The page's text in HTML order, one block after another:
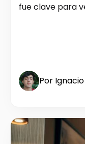
fue clave para
Por